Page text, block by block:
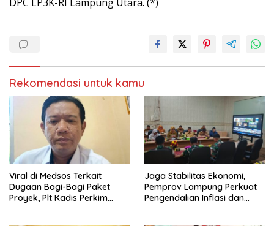
Rekomendasi untuk kamu
Viral di Medsos Terkait
Dugaan Bagi-Bagi Paket
Proyek, Plt Kadis Perkim
Jaga Stabilitas Ekonomi,
Pemprov Lampung Perkuat
Pengendalian Inflasi dan